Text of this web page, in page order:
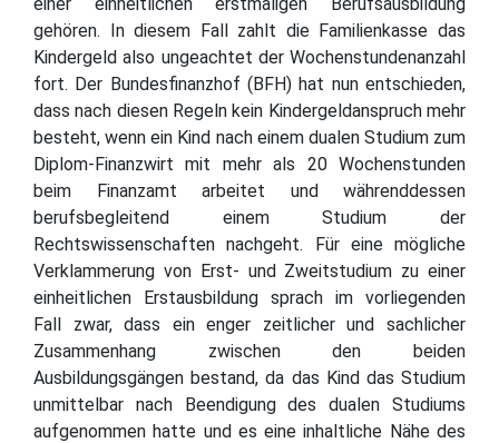
gehören. In diesem Fall zahlt die Familienkasse das
Kindergeld also ungeachtet der Wochenstundenanzahl
fort. Der Bundesfinanzhof (BFH) hat nun entschieden,
dass nach diesen Regeln kein Kindergeldanspruch mehr
besteht, wenn ein Kind nach einem dualen Studium zum
Diplom-Finanzwirt mit mehr als 20 Wochenstunden
beim Finanzamt arbeitet und währenddessen
berufsbegleitend einem Studium der
Rechtswissenschaften nachgeht. Für eine mögliche
Verklammerung von Erst- und Zweitstudium zu einer
einheitlichen Erstausbildung sprach im vorliegenden
Fall zwar, dass ein enger zeitlicher und sachlicher
Zusammenhang zwischen den beiden
Ausbildungsgängen bestand, da das Kind das Studium
unmittelbar nach Beendigung des dualen Studiums
aufgenommen hatte und es eine inhaltliche Nähe des